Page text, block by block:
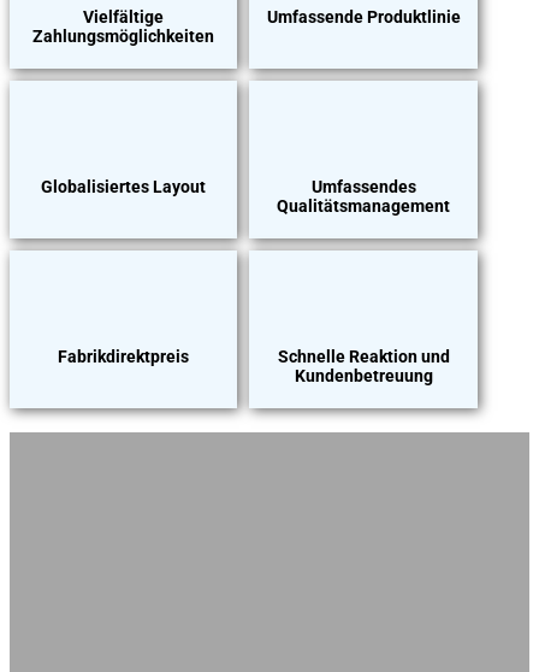
Vielfältige
Zahlungsmöglichkeiten
Umfassende Produktlinie
Globalisiertes Layout
Umfassendes
Qualitätsmanagement
Fabrikdirektpreis
Schnelle Reaktion und
Kundenbetreuung